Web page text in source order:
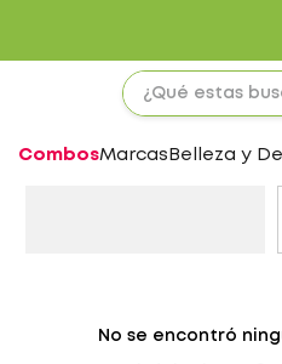
CombosMarcas Belleza y
No se encontró